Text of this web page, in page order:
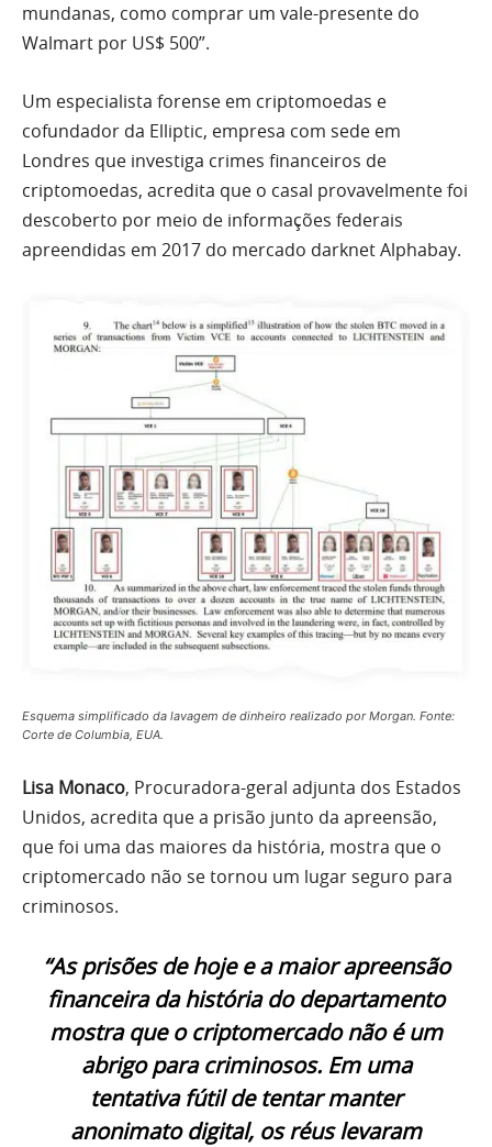
mundanas, como comprar um vale-presente do
Walmart por US$ 500”.
Um especialista forense em criptomoedas e
cofundador da Elliptic, empresa com sede em
Londres que investiga crimes financeiros de
criptomoedas, acredita que o casal provavelmente foi
descoberto por meio de informações federais
apreendidas em 2017 do mercado darknet Alphabay.
Esquema simplificado da lavagem de dinheiro realizado por Morgan. Fonte:
Corte de Columbia, EUA.
Lisa Monaco, Procuradora-geral adjunta dos Estados
Unidos, acredita que a prisão junto da apreensão,
que foi uma das maiores da história, mostra que o
criptomercado não se tornou um lugar seguro para
criminosos.
“As prisões de hoje e a maior apreensão
financeira da história do departamento
mostra que o criptomercado não é um
abrigo para criminosos. Em uma
tentativa fútil de tentar manter
anonimato digital, os réus levaram